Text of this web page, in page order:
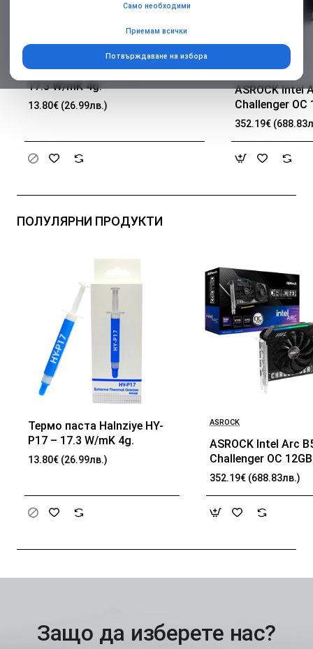
Персонализирани оферти и ремаркетинг чрез партньорски платформи
Само необходими
Приемам всички
Потвърждаване на избора
БЕСТСЕЛЪР
Термо паста Halnziye HY-P17 –
17.3 W/mK 4g.
13.80€ (26.99лв.)
ASROCK
ASROCK Intel
Challenger OC
bit HDMI 3x DP
352.19€
ПОЛУЛЯРНИ ПРОДУКТИ
БЕСТСЕЛЪР
Термо паста Halnziye HY-
P17 – 17.3 W/mK 4g.
13.80€ (26.99лв.)
ASROCK
ASROCK Intel Arc
Challenger OC
192-bit HDMI 3x DP
352.19€ (688.83лв.)
Защо да изберете нас?